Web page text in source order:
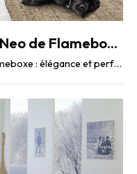
Gamme d'Inserts Vision Neo de Flameboxe : élégance et performance
Gamme d'Inserts Vision Neo de Flameboxe : élégance et performance Les inserts bois Vision Neo ...